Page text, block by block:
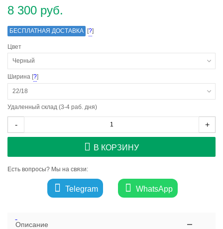
8 300 руб.
БЕСПЛАТНАЯ ДОСТАВКА [?]
Цвет
Черный
Ширина [?]
22/18
Удаленный склад (3-4 раб. дня)
- +
В КОРЗИНУ
Есть вопросы? Мы на связи:
Telegram WhatsApp
Описание